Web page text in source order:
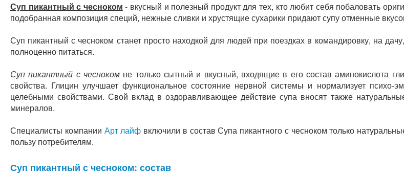
Суп пикантный с чесноком - вкусный и полезный продукт для тех, кто любит себя побаловать
подобранная композиция специй, нежные сливки и хрустящие сухарики придают супу отменные
Суп пикантный с чесноком станет просто находкой для людей при поездках в командировку, на
полноценно питаться.
Суп пикантный с чесноком не только сытный и вкусный, входящие в его состав аминокислота
свойства. Глицин улучшает функциональное состояние нервной системы и нормализует психо-
целебными свойствами. Свой вклад в оздоравливающее действие супа вносят также
минералов.
Специалисты компании Арт лайф включили в состав Супа пикантного с чесноком только
пользу потребителям.
Суп пикантный с чесноком: состав